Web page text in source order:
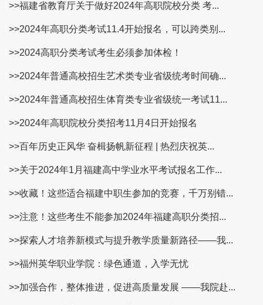
>>福建省教育厅关于做好2024年高职院校分类 考...
>>2024年高职分类考试11.4开始报名，可以跨类别...
>>2024高职分类考试考生必须参加体检！
>>2024年普通高校招生艺术类专业省级统考时间确...
>>2024年普通高校招生体育类专业省级统一考试11...
>>2024年高职院校分类招考11月4日开始报名
>>百年历史正风华 奋楫扬帆新征程 | 热烈庆祝英...
>>关于2024年1月福建高中学业水平考试报名工作...
>>收藏！这些适合福建中职生参加的竞赛，千万别错...
>>注意！这些考生不能参加2024年福建高职分类招...
>>探索人才培养新模式与提升教学质量新路径——我...
>>福州英华职业学院：绿色通道，入学无忧
>>加强合作，整体推进，促进高质量发展 ——我院赴...